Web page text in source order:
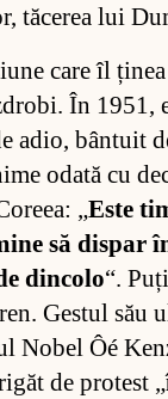
tăcerea lui
care îl
În 1951,
adio, bân­tuit
odată cu
„Este
să dis­par
din­colo“.
Ges­tul său
No­bel Ôé
de pro­test „